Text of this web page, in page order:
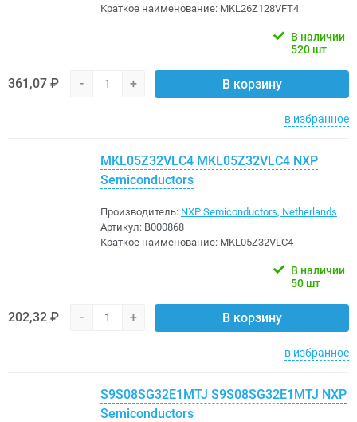
Краткое наименование: MKL26Z128VFT4
В наличии
520 шт
361,07 ₽ - + В корзину
в избранное
MKL05Z32VLC4 MKL05Z32VLC4 NXP
Semiconductors
Производитель: NXP Semiconductors, Netherlands
Артикул: B000868
Краткое наименование: MKL05Z32VLC4
В наличии
50 шт
202,32 ₽ - + В корзину
в избранное
S9S08SG32E1MTJ S9S08SG32E1MTJ NXP
Semiconductors